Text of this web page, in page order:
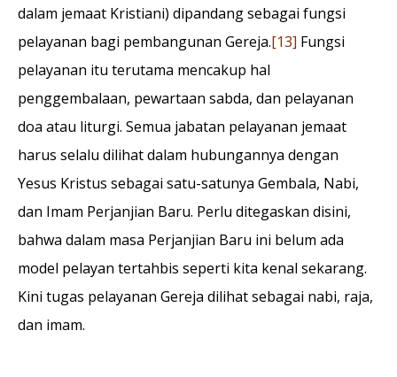
dalam jemaat Kristiani) dipandang sebagai fungsi
pelayanan bagi pembangunan Gereja.[13] Fungsi
pelayanan itu terutama mencakup hal
penggembalaan, pewartaan sabda, dan pelayanan
doa atau liturgi. Semua jabatan pelayanan jemaat
harus selalu dilihat dalam hubungannya dengan
Yesus Kristus sebagai satu-satunya Gembala, Nabi,
dan Imam Perjanjian Baru. Perlu ditegaskan disini,
bahwa dalam masa Perjanjian Baru ini belum ada
model pelayan tertahbis seperti kita kenal sekarang.
Kini tugas pelayanan Gereja dilihat sebagai nabi, raja,
dan imam.